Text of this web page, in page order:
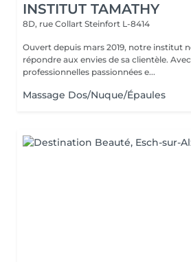
INSTITUT TAMATHY
8D, rue Collart Steinfort L-8414
Ouvert depuis mars 2019, notre institut
répondre aux envies de sa clientèle.
professionnelles passionnées e...
Massage Dos/Nuque/Épaules